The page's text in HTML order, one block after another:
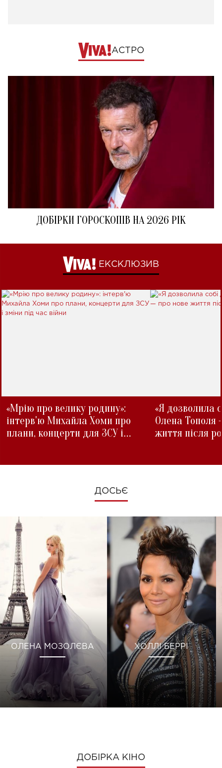
АСТРО
ДОБІРКИ ГОРОСКОПІВ НА 2026 РІК
ЕКСКЛЮЗИВ
«Мрію про велику родину»:
інтерв'ю Михайла Хоми про
плани, концерти для ЗСУ і
«Я дозволила
Олена Тополя
життя після
ДОСЬЄ
ОЛЕНА МОЗОЛЄВА ХОЛЛІ БЕРРІ
ДОБІРКА КІНО